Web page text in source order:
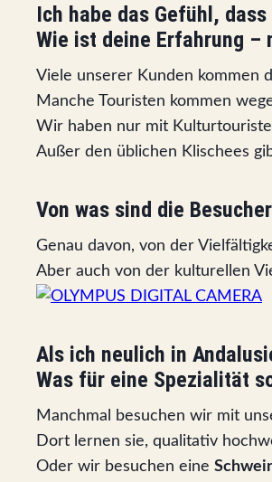
Ich habe das Gefühl,
Wie ist deine Erfahrung –
Viele unserer Kunden kommen
Manche Touristen kommen
Wir haben nur mit
Außer den üblichen Klischees
Von was sind die
Genau davon, von der
Aber auch von der kulturellen
Als ich neulich in
Was für eine Spezialität
Manchmal besuchen wir mit
Dort lernen sie, qualitativ
Oder wir besuchen eine